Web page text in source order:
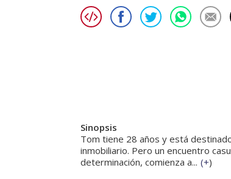
Sinopsis
Tom tiene 28 años y está
inmobiliario. Pero un encuentro
determinación, comienza a... (+)